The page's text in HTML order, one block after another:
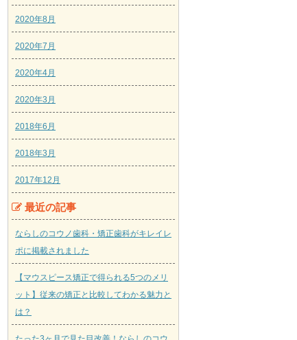
2020年8月
2020年7月
2020年4月
2020年3月
2018年6月
2018年3月
2017年12月
最近の記事
ならしのコウノ歯科・矯正歯科がキレイレ
ポに掲載されました
【マウスピース矯正で得られる5つのメリ
ット】従来の矯正と比較してわかる魅力と
は？